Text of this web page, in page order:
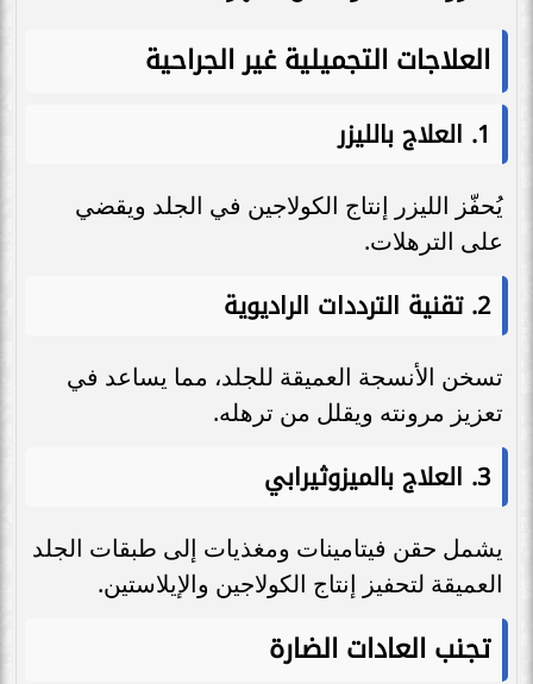
العلاجات التجميلية غير الجراحية
1. العلاج بالليزر
يُحفّز الليزر إنتاج الكولاجين في الجلد ويقضي
على الترهلات.
2. تقنية الترددات الراديوية
تسخن الأنسجة العميقة للجلد، مما يساعد في
تعزيز مرونته ويقلل من ترهله.
3. العلاج بالميزوثيرابي
يشمل حقن فيتامينات ومغذيات إلى طبقات الجلد
العميقة لتحفيز إنتاج الكولاجين والإيلاستين.
تجنب العادات الضارة